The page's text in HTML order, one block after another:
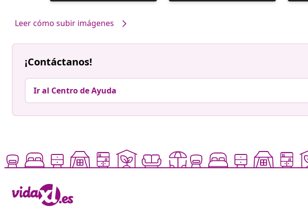
Leer cómo subir imágenes
¡Contáctanos!
Ir al Centro de Ayuda